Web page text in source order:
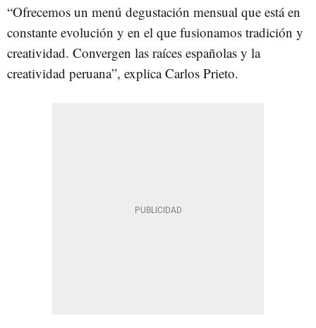
“Ofrecemos un menú degustación mensual que está en
constante evolución y en el que fusionamos tradición y
creatividad. Convergen las raíces españolas y la
creatividad peruana”, explica Carlos Prieto.